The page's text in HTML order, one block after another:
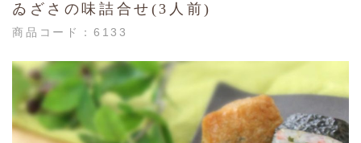
ゐざさの味詰合せ(3人前)
商品コード： 6133